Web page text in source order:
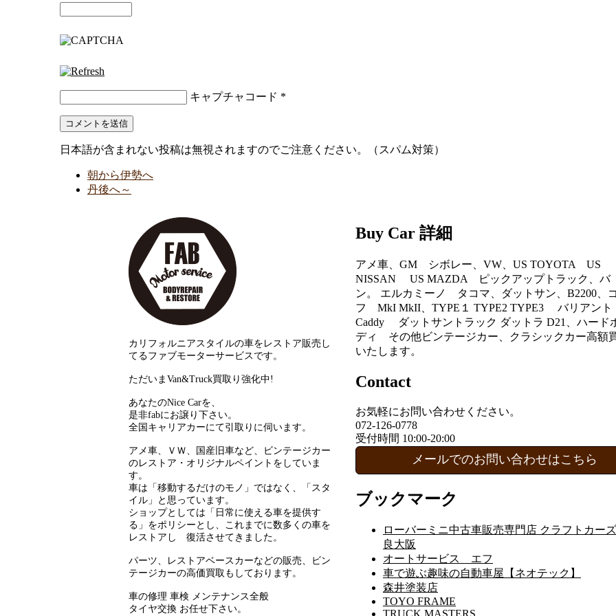
キャプチャコード *
日本語が含まれない投稿は無視されますのでご注意ください。（スパム対策）
朝から伊勢へ
丹後へ～
カリフォルニアスタイルの車をレストア販売し
てるファブモーターサービスです。
ただいまVan&Truck買取り強化中!
あなたのNice Carを、
是非fabにお譲り下さい。
全国キャリアカーにて引取りに伺います。
アメ車、ＶＷ、国産旧車など、ビンテージカー
のレストア・オリジナルペイントをしていま
す。
車は「移動するだけのモノ」ではなく、「スタ
イル」と思っています。
ショップとしては「日常に使える車を提供す
る」をポリシーとし、これまでに数多くの車を
レストアし 復活させてきました。
パーツ、レストアベースカーなどの販売、ビン
テージカーの高価買取もしております。
車の修理 車検 メンテナンス全般
タイヤ交換 お任せ下さい。
Buy Car 詳細
アメ車、GM シボレー、VW、US TOYOTA US
NISSAN US MAZDA ピックアップトラック、バ
ン。 エルカミーノ タコマ、ダットサン、B2200、
フ MkI MkII、TYPE１ TYPE2 TYPE3 バリアン
Caddy ダットサントラック ダットラ D21、ハード
ディ その他ビンテージカー、クラシックカー高額
いたします。
Contact
お気軽にお問い合わせください。
072-126-0778
受付時間 10:00-20:00
メールでのお問い合わせはこちら
ブックマーク
ローバーミニ中古車販売専門店 クラフトカー
良大阪
オートサービス エフ
車で遊ぶ趣味の自動車屋【ネオテック】
森井塗装店
TOYO FRAME